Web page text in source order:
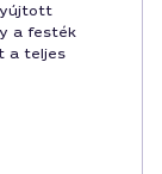
a festék
a teljes